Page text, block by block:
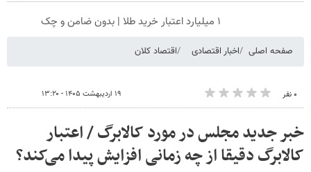
۱ میلیارد اعتبار خرید طلا | بدون ضامن و چک
صفحه اصلی اخبار اقتصادی اقتصاد کلان
۰ نفر ۱۹ اردیبهشت ۱۴۰۵ - ۱۳:۲۰
خبر جدید مجلس در مورد کالابرگ / اعتبار
کالابرگ دقیقا از چه زمانی افزایش پیدا می‌کند؟